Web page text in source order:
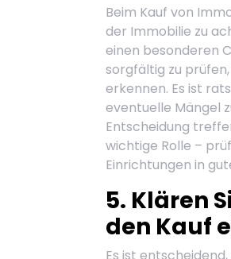
Beim Kauf von
der Immobilie zu
einen besonderen
sorgfältig zu
erkennen. Es ist
eventuelle Mängel
Entscheidung
wichtige Rolle –
Einrichtungen in
5. Klären
den Kauf